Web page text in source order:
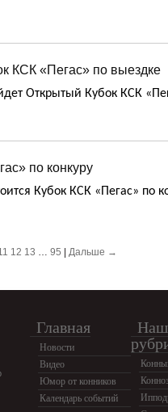
КСК «Пегас» по выездке
Открытый Кубок КСК
по конкуру
Кубок КСК «Пегас»
12 13 … 95 Дальше →
Главная
Новости
Видео
Юмор от конников
Календарь событий